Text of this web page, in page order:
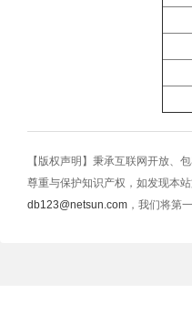
【版权声明】秉承互联网开放、
尊重与保护知识产权，如发现本
db123@netsun.com ，我们将第